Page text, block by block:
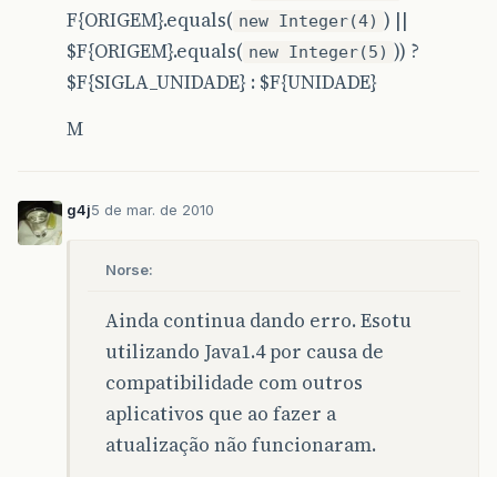
F{ORIGEM}.equals( new Integer(4) ) ||
$F{ORIGEM}.equals( new Integer(5) )) ?
$F{SIGLA_UNIDADE} : $F{UNIDADE}
M
g4j5 de mar. de 2010
Norse:
Ainda continua dando erro. Esotu
utilizando Java1.4 por causa de
compatibilidade com outros
aplicativos que ao fazer a
atualização não funcionaram.